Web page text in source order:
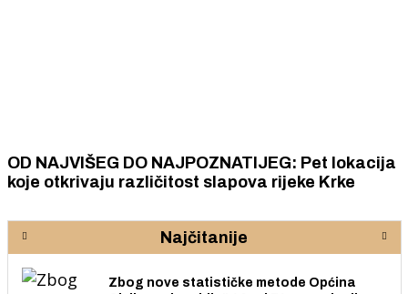
OD NAJVIŠEG DO NAJPOZNATIJEG: Pet lokacija
koje otkrivaju različitost slapova rijeke Krke
Najčitanije
Zbog nove statističke metode Općina